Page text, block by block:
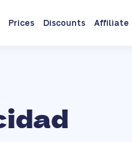
Prices Discounts Affiliate